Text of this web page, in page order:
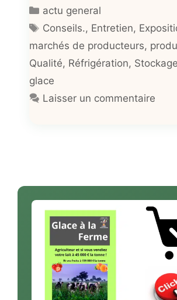
Catégories
actu general
Étiquettes
Conseils., Entretien,
marchés de producteurs,
Qualité, Réfrigération, Stockage
glace
Laisser un commentaire